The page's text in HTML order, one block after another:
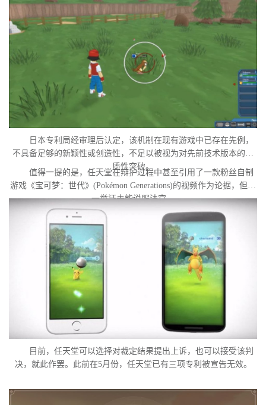
发起诉讼的直接原因。
日本专利局经审理后认定，该机制在现有游戏中已存在先例，
不具备足够的新颖性或创造性，不足以被视为对先前技术版本的实
质性突破。
值得一提的是，任天堂在辩护过程中甚至引用了一款粉丝自制
游戏《宝可梦：世代》(Pokémon Generations)的视频作为论据，但这
一举证未能说服法官。
目前，任天堂可以选择对裁定结果提出上诉，也可以接受该判
决，就此作罢。此前在5月份，任天堂已有三项专利被宣告无效。